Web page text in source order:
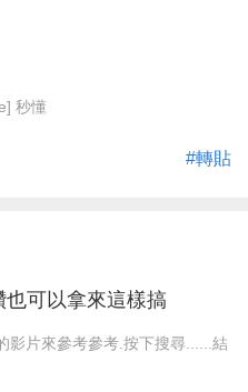
秒懂
#轉貼
可以拿來這樣搞
影片來參考參考.按下搜尋......結